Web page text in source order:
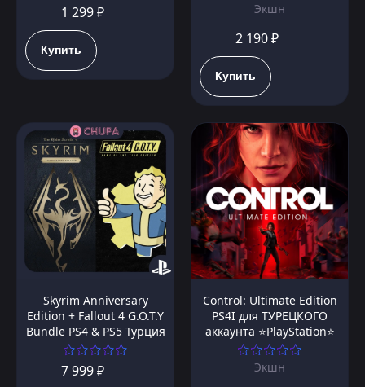
1 299 ₽
Купить
Экшн
2 190 ₽
Купить
Skyrim Anniversary
Edition + Fallout 4 G.O.T.Y
Bundle PS4 & PS5 Турция
7 999 ₽
Control: Ultimate Edition
PS4I для ТУРЕЦКОГО
аккаунта ⭐PlayStation⭐
Экшн